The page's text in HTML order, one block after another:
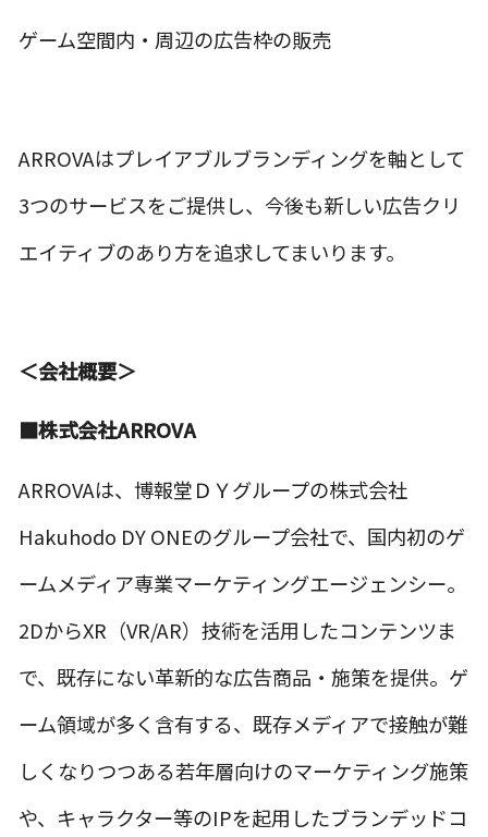
ゲーム空間内・周辺の広告枠の販売
ARROVAはプレイアブルブランディングを軸として
3つのサービスをご提供し、今後も新しい広告クリ
エイティブのあり方を追求してまいります。
＜会社概要＞
■株式会社ARROVA
ARROVAは、博報堂ＤＹグループの株式会社
Hakuhodo DY ONEのグループ会社で、国内初のゲ
ームメディア専業マーケティングエージェンシー。
2DからXR（VR/AR）技術を活用したコンテンツま
で、既存にない革新的な広告商品・施策を提供。ゲ
ーム領域が多く含有する、既存メディアで接触が難
しくなりつつある若年層向けのマーケティング施策
や、キャラクター等のIPを起用したブランデッドコ